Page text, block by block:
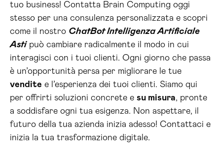
tuo business! Contatta Brain Computing oggi
stesso per una consulenza personalizzata e scopri
come il nostro ChatBot Intelligenza Artificiale
Astipuò cambiare radicalmente il modo in cui
interagisci con i tuoi clienti. Ogni giorno che passa
è un’opportunità persa per migliorare le tue
vendite e l’esperienza dei tuoi clienti. Siamo qui
per offrirti soluzioni concrete e su misura, pronte
a soddisfare ogni tua esigenza. Non aspettare, il
futuro della tua azienda inizia adesso! Contattaci e
inizia la tua trasformazione digitale.